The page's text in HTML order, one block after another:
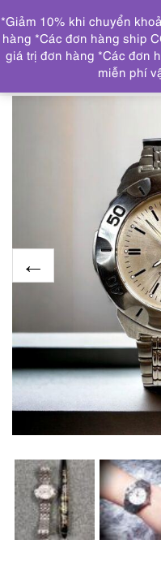
Trang chủ ĐỒNG HỒ
women’s watch-Khá mới
*Giảm 10% khi chuyển
hàng *Các đơn hàng ship
giá trị đơn hàng *Các đơn
miễn phí